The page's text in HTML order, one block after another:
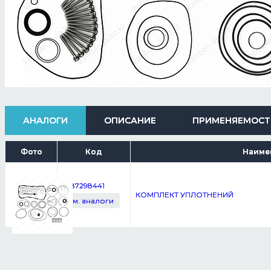
АНАЛОГИ ОПИСАНИЕ
Фото Код
1087298441
см. аналоги
КОМПЛЕКТ УПЛОТНЕНИЙ